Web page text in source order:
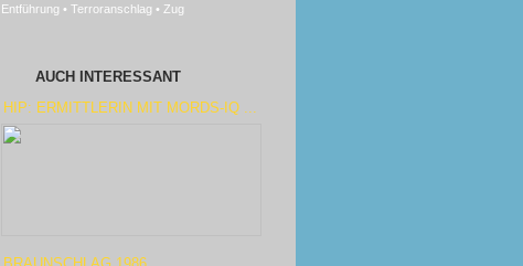
Entführung • Terroranschlag • Zug
AUCH INTERESSANT
HIP: ERMITTLERIN MIT MORDS-IQ ...